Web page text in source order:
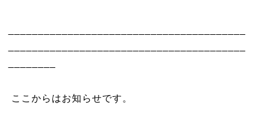
ここからはお知らせです。